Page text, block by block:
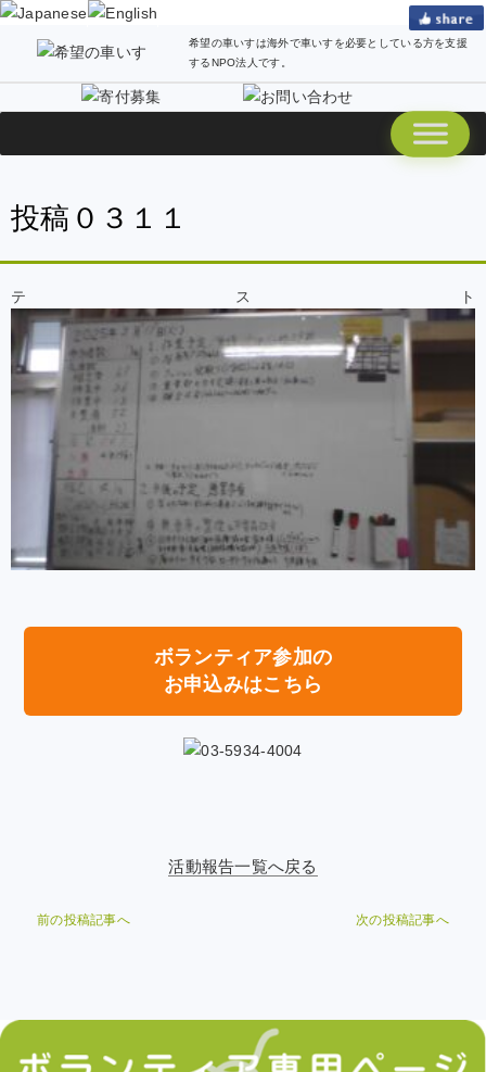
希望の車いすは海外で車いすを必要としている方を支援
するNPO法人です。
投稿０３１１
テスト
ボランティア参加の
お申込みはこちら
活動報告一覧へ戻る
前の投稿記事へ 次の投稿記事へ